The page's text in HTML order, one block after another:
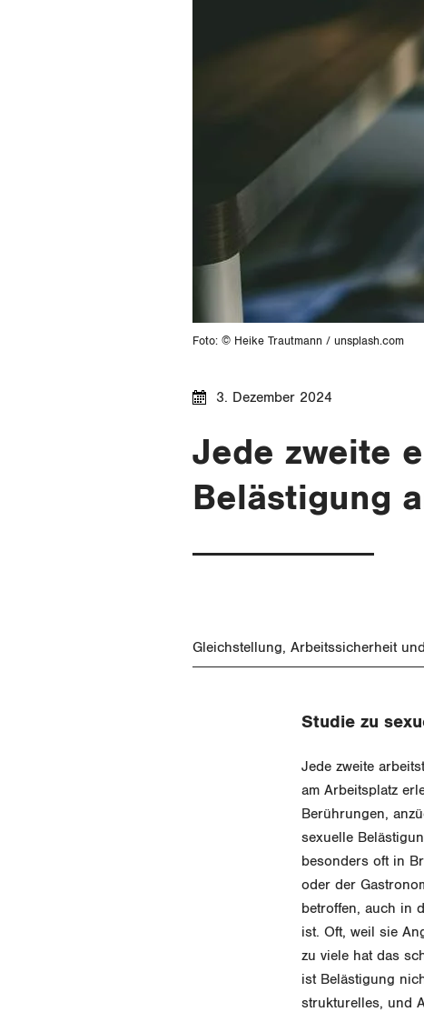
Foto: © Heike Trautmann / unsplash.com
3. Dezember 2024
Jede zweite
Belästigung
Gleichstellung Arbeitssicherheit
Studie zu
Jede zweite
am Arbeitsplatz
Berührungen,
sexuelle
besonders oft in
oder der
betroffen, auch in
ist. Oft, weil sie
zu viele hat das
ist Belästigung
strukturelles, und